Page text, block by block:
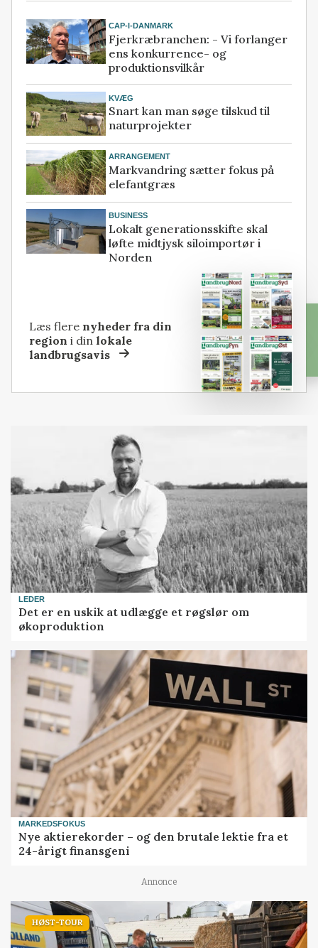
CAP-I-DANMARK
Fjerkræbranchen: - Vi forlanger
ens konkurrence- og
produktionsvilkår
KVÆG
Snart kan man søge tilskud til
naturprojekter
ARRANGEMENT
Markvandring sætter fokus på
elefantgræs
BUSINESS
Lokalt generationsskifte skal
løfte midtjysk siloimportør i
Norden
Læs flere nyheder fra din
region i dinlokale
landbrugsavis
LEDER
Det er en uskik at udlægge et røgslør om
økoproduktion
MARKEDSFOKUS
Nye aktierekorder – og den brutale lektie fra et
24-årigt finansgeni
Annonce
HØST-TOUR